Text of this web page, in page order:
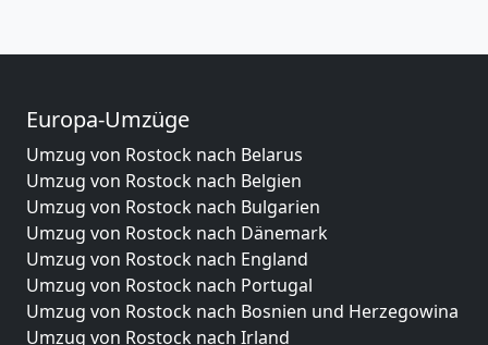
Europa-Umzüge
Umzug von Rostock nach Belarus
Umzug von Rostock nach Belgien
Umzug von Rostock nach Bulgarien
Umzug von Rostock nach Dänemark
Umzug von Rostock nach England
Umzug von Rostock nach Portugal
Umzug von Rostock nach Bosnien und Herzegowina
Umzug von Rostock nach Irland